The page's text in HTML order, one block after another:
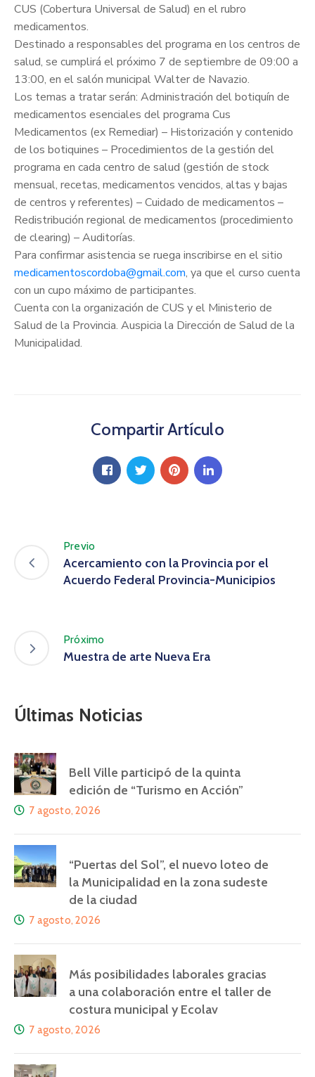
CUS (Cobertura Universal de Salud) en el rubro
medicamentos.
Destinado a responsables del programa en los centros de
salud, se cumplirá el próximo 7 de septiembre de 09:00 a
13:00, en el salón municipal Walter de Navazio.
Los temas a tratar serán: Administración del botiquín de
medicamentos esenciales del programa Cus
Medicamentos (ex Remediar) – Historización y contenido
de los botiquines – Procedimientos de la gestión del
programa en cada centro de salud (gestión de stock
mensual, recetas, medicamentos vencidos, altas y bajas
de centros y referentes) – Cuidado de medicamentos –
Redistribución regional de medicamentos (procedimiento
de clearing) – Auditorías.
Para confirmar asistencia se ruega inscribirse en el sitio
medicamentoscordoba@gmail.com, ya que el curso cuenta
con un cupo máximo de participantes.
Cuenta con la organización de CUS y el Ministerio de
Salud de la Provincia. Auspicia la Dirección de Salud de la
Municipalidad.
Compartir Artículo
Previo
Acercamiento con la Provincia por el
Acuerdo Federal Provincia-Municipios
Próximo
Muestra de arte Nueva Era
Últimas Noticias
Bell Ville participó de la quinta
edición de “Turismo en Acción”
7 agosto, 2026
“Puertas del Sol”, el nuevo loteo de
la Municipalidad en la zona sudeste
de la ciudad
7 agosto, 2026
Más posibilidades laborales gracias
a una colaboración entre el taller de
costura municipal y Ecolav
7 agosto, 2026